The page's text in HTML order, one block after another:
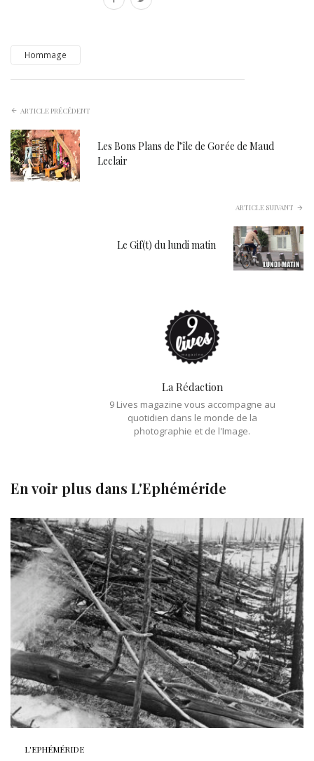
Hommage
ARTICLE PRÉCÉDENT
Les Bons Plans de l’île de Gorée de Maud
Leclair
ARTICLE SUIVANT
Le Gif(t) du lundi matin
La Rédaction
9 Lives magazine vous accompagne au
quotidien dans le monde de la
photographie et de l'Image.
En voir plus dans L'Ephéméride
L'EPHÉMÉRIDE